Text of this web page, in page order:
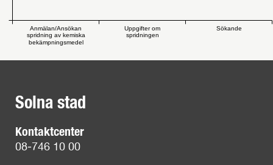
Anmälan/Ansökan
spridning av kemiska
bekämpningsmedel
Uppgifter om
spridningen
Sökande
Solna stad
Kontaktcenter
08-746 10 00